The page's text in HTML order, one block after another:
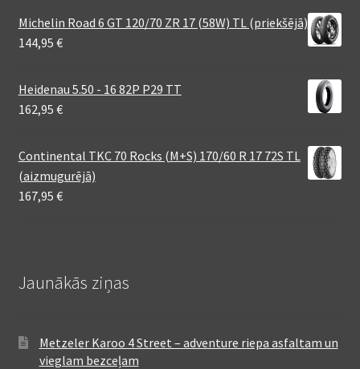
Michelin Road 6 GT 120/70 ZR 17 (58W) TL (priekšējā)
144,95 €
Heidenau 5.50 - 16 82P P29 TT
162,95 €
Continental TKC 70 Rocks (M+S) 170/60 R 17 72S TL
(aizmugurējā)
167,95 €
Jaunākās ziņas
Metzeler Karoo 4 Street – adventure riepa asfaltam un
vieglam bezceļam